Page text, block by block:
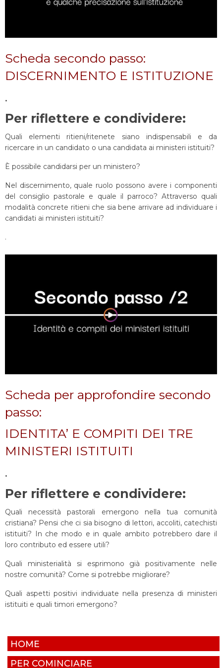
Scheda secondo passo:
DISCERNIMENTO E ISTITUZIONE
.
Per riflettere e condividere:
Quali elementi ritieni/ritenete siano indispensabili e da
ricercare in un candidato o una candidata ai ministeri istituiti?
È possibile candidarsi per un ministero?
Nel discernimento, quale ruolo possono avere i componenti
del consiglio pastorale e quale il parroco? Attraverso quali
modalità concrete ritieni che sia bene arrivare ad individuare i
candidati ai ministeri istituiti?
.
Scheda per approfondire secondo
passo:
IDENTITA’ E COMPITI DEI TRE
MINISTERI ISTITUITI
.
Per riflettere e condividere:
Quali necessità pastorali emergono nella tua comunità
cristiana? Pensi che ci sia bisogno di lettori, accoliti, catechisti
istituiti? In che modo e in quale ambito potrebbero dare il
loro contributo ed essere utili?
Quali ministerialità si esprimono già positivamente nelle
nostre comunità? Come si potrebbe migliorare?
Quali aspetti positivi individuate nella presenza di ministeri
istituiti e quali timori emergono?
HOME
PER COMINCIARE